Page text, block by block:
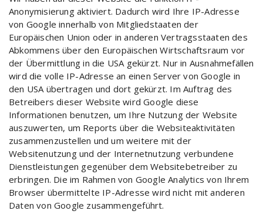
Anonymisierung aktiviert. Dadurch wird Ihre IP-Adresse
von Google innerhalb von Mitgliedstaaten der
Europäischen Union oder in anderen Vertragsstaaten des
Abkommens über den Europäischen Wirtschaftsraum vor
der Übermittlung in die USA gekürzt. Nur in Ausnahmefällen
wird die volle IP-Adresse an einen Server von Google in
den USA übertragen und dort gekürzt. Im Auftrag des
Betreibers dieser Website wird Google diese
Informationen benutzen, um Ihre Nutzung der Website
auszuwerten, um Reports über die Websiteaktivitäten
zusammenzustellen und um weitere mit der
Websitenutzung und der Internetnutzung verbundene
Dienstleistungen gegenüber dem Websitebetreiber zu
erbringen. Die im Rahmen von Google Analytics von Ihrem
Browser übermittelte IP-Adresse wird nicht mit anderen
Daten von Google zusammengeführt.